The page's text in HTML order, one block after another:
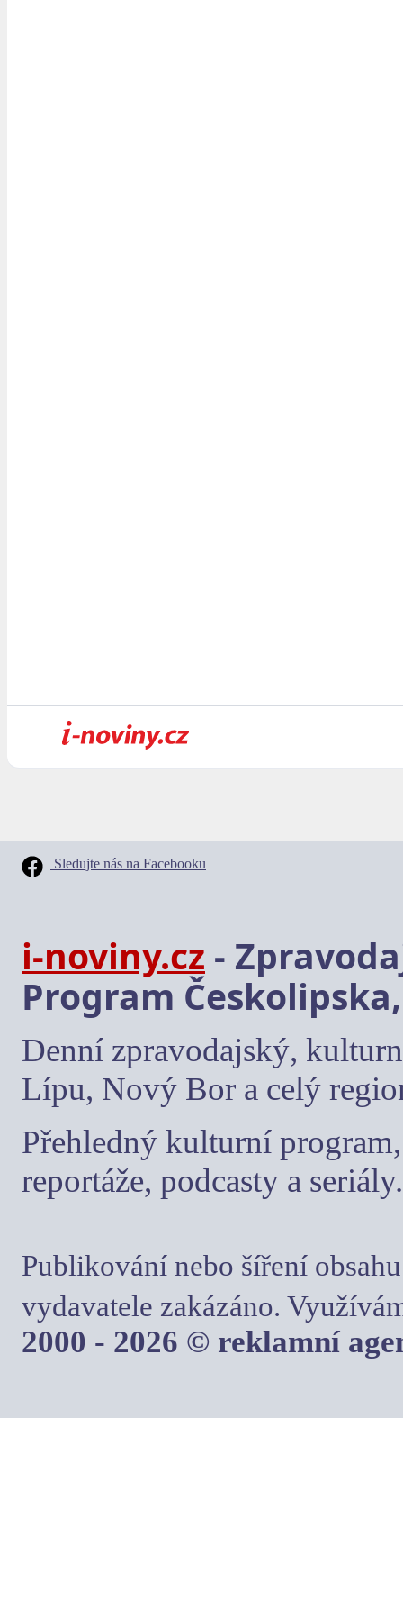
Sledujte nás na Facebooku
i-noviny.cz -
Program
Denní zpravodajský,
Lípu, Nový Bor a celý
Přehledný kulturní
reportáže, podcasty a seriály.
Publikování nebo šíření
vydavatele zakázáno.
2000 - 2026 © reklamní